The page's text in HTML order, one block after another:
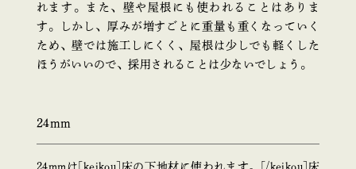
れます。また、壁や屋根にも使われることはありま
す。しかし、厚みが増すごとに重量も重くなっていく
ため、壁では施工しにくく、屋根は少しでも軽くした
ほうがいいので、採用されることは少ないでしょう。
24mm
24mmは[keikou]床の下地材に使われます。[/keikou]床